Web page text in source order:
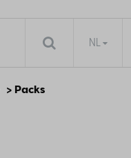
NL
> Packs